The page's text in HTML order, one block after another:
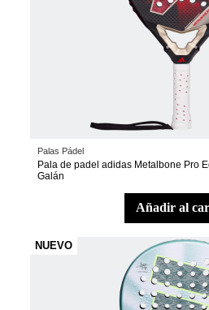
Palas Pádel
Pala de padel adidas Metalbone Pro
Galán
añadir al
NUEVO